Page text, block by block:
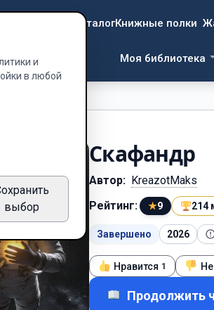
КаталогКнижные полки
Моя библиотека
Скафандр
Автор: KreazotMaks
Рейтинг:
★9 214
Завершено 2026
Нравится 1
Продолжить
и
в любой
выбор